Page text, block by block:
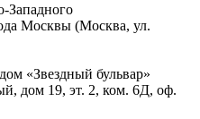
Западного
Москвы (Москва, ул.
«Звездный бульвар»
дом 19, эт. 2, ком. 6Д, оф.